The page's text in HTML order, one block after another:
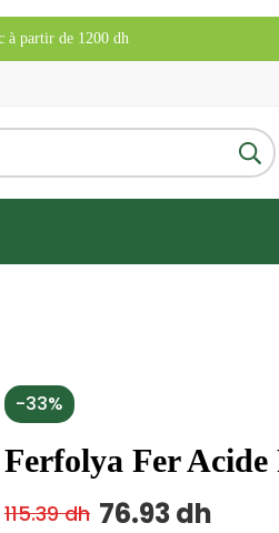
à partir de 1200 dh
-33%
Ferfolya Fer Acide
115.39dh 76.93dh